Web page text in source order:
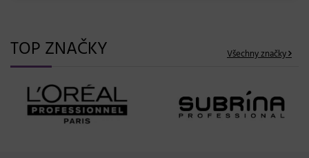
TOP ZNAČKY Všechny značky